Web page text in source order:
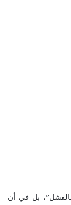
بل في أن